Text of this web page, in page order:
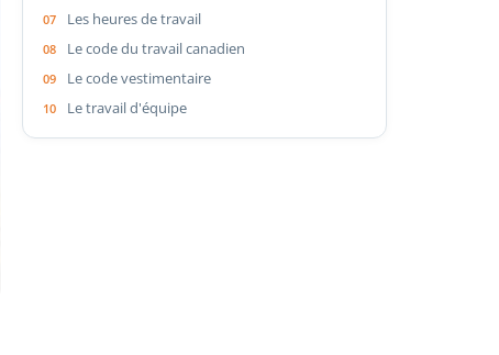
Les heures de travail
Le code du travail canadien
Le code vestimentaire
Le travail d'équipe